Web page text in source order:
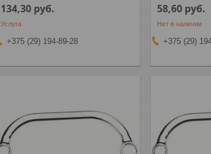
134,30 руб.
Услуга
+375 (29) 194-89-28
58,60 руб.
Нет в наличии
+375 (29)